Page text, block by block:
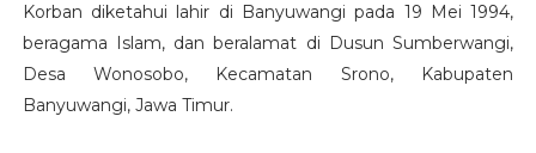
Korban diketahui lahir di Banyuwangi pada 19 Mei 1994,
beragama Islam, dan beralamat di Dusun Sumberwangi,
Desa Wonosobo, Kecamatan Srono, Kabupaten
Banyuwangi, Jawa Timur.